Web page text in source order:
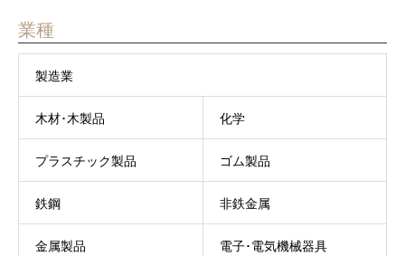
業種
製造業
木材･木製品 化学
プラスチック製品 ゴム製品
鉄鋼 非鉄金属
金属製品 電子･電気機械器具